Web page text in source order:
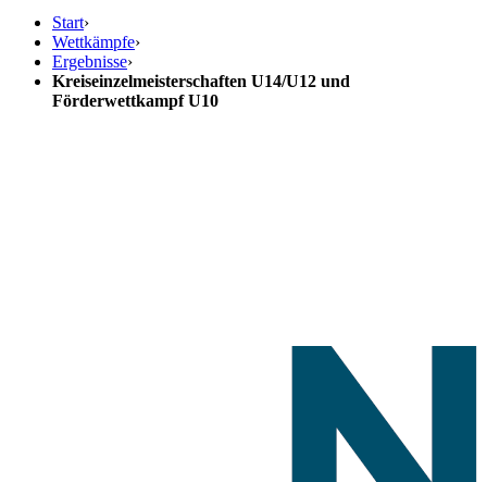
Start›
Wettkämpfe›
Ergebnisse›
Kreiseinzelmeisterschaften U14/U12 und
Förderwettkampf U10